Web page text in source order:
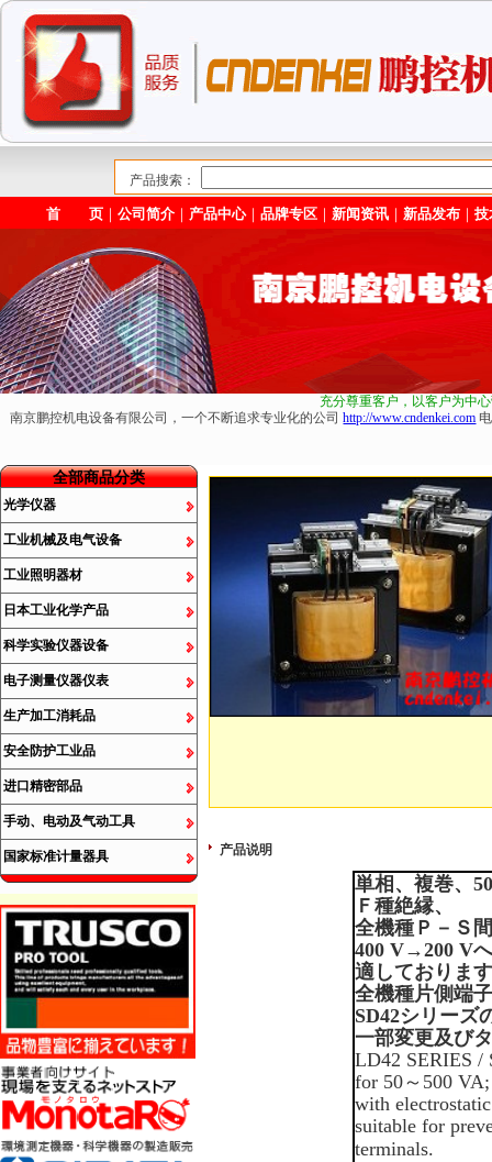
产品搜索：
首 页 ｜公司简介 ｜ 产品中心｜品牌专区 ｜新闻资讯 ｜新品发布 ｜技
充分尊重客户，以客户为中
南京鹏控机电设备有限公司，一个不断追求专业化的公司http://www.cndenkei.com
全部商品分类
光学仪器
工业机械及电气设备
工业照明器材
日本工业化学产品
科学实验仪器设备
电子测量仪器仪表
生产加工消耗品
安全防护工业品
进口精密部品
手动、电动及气动工具
国家标准计量器具 产品说明
単相、複巻、
Ｆ種絶縁、
全機種Ｐ－Ｓ
400 V→200 V
適しておりま
全機種片側端
SD42シリーズ
一部変更及び
LD42 SERIES /
for 50～ 500
with
suitable for
terminals.